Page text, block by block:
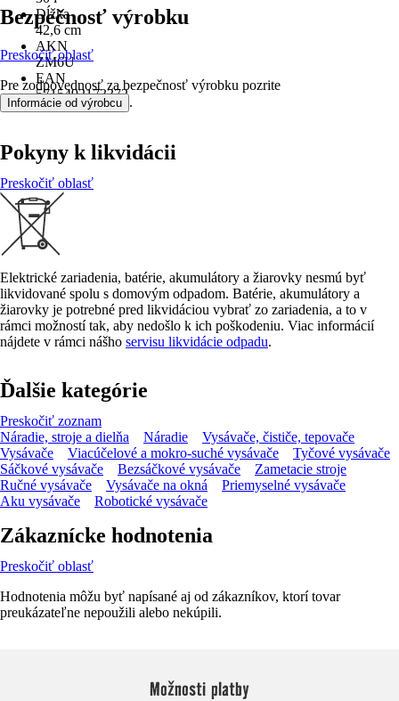
Dĺžka
42,6 cm
AKN
ZM6U
EAN
5715492173372
Bezpečnosť výrobku
Preskočiť oblasť
Pre zodpovednosť za bezpečnosť výrobku pozrite
Informácie od výrobcu .
Pokyny k likvidácii
Preskočiť oblasť
Elektrické zariadenia, batérie, akumulátory a žiarovky nesmú byť
likvidované spolu s domovým odpadom. Batérie, akumulátory a
žiarovky je potrebné pred likvidáciou vybrať zo zariadenia, a to v
rámci možností tak, aby nedošlo k ich poškodeniu. Viac informácií
nájdete v rámci nášho servisu likvidácie odpadu.
Ďalšie kategórie
Preskočiť zoznam
Náradie, stroje a dielňa
Náradie
Vysávače, čističe, tepovače
Vysávače
Viacúčelové a mokro-suché vysávače
Tyčové vysávače
Sáčkové vysávače
Bezsáčkové vysávače
Zametacie stroje
Ručné vysávače
Vysávače na okná
Priemyselné vysávače
Aku vysávače
Robotické vysávače
Zákaznícke hodnotenia
Preskočiť oblasť
Hodnotenia môžu byť napísané aj od zákazníkov, ktorí tovar
preukázateľne nepoužili alebo nekúpili.
Možnosti platby